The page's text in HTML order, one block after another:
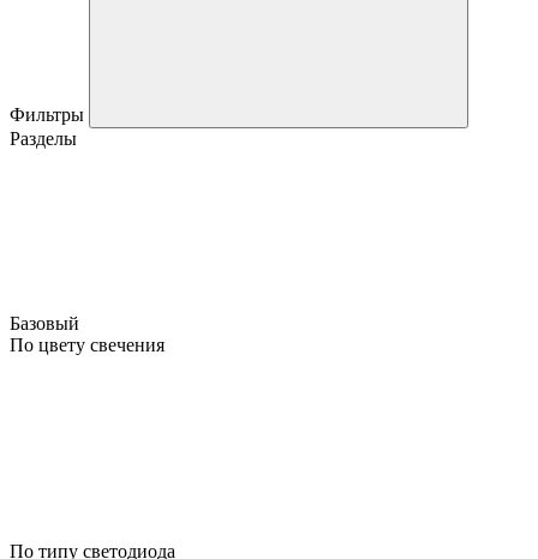
Фильтры
Разделы
Базовый
По цвету свечения
По типу светодиода